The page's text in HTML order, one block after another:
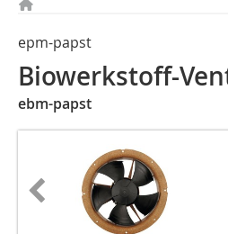
epm-papst
Biowerkstoff-
ebm-papst